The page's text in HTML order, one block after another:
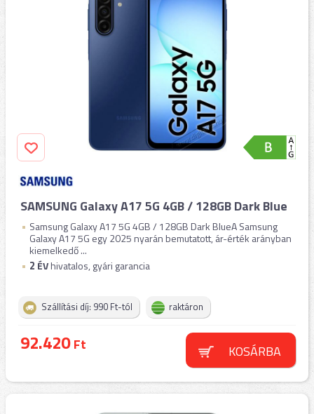
SAMSUNG Galaxy A17 5G 4GB / 128GB Dark Blue
Samsung Galaxy A17 5G 4GB / 128GB Dark BlueA Samsung
Galaxy A17 5G egy 2025 nyarán bemutatott, ár-érték arányban
kiemelkedő ...
2 ÉVhivatalos, gyári garancia
Szállítási díj: 990 Ft-tól raktáron
92.420Ft KOSÁRBA